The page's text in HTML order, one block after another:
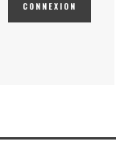
CONNEXION